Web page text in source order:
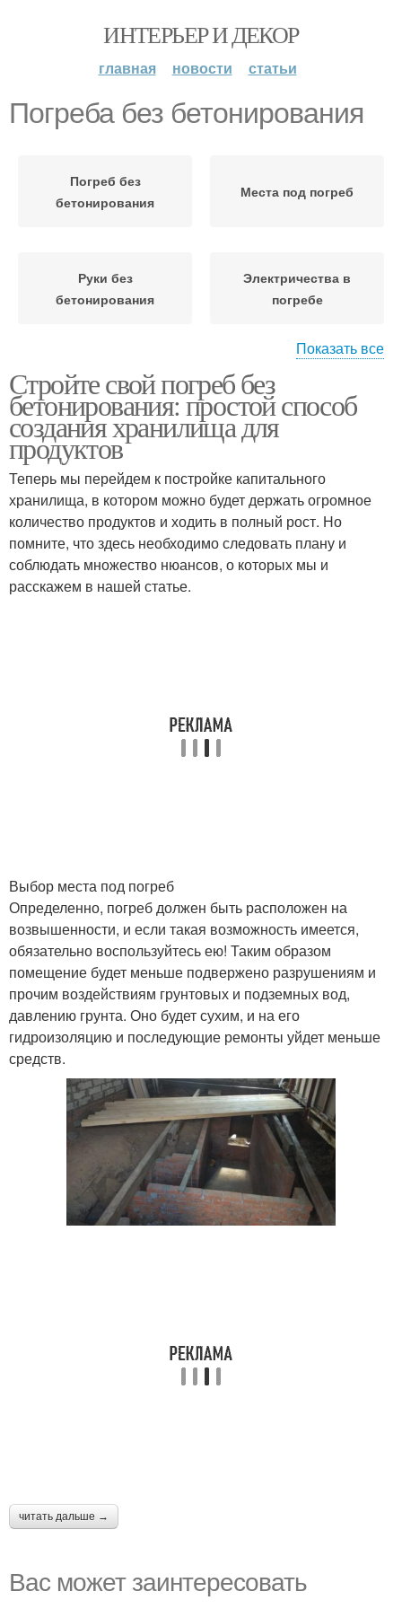
ИНТЕРЬЕР И ДЕКОР
главная новости статьи
Погреба без бетонирования
Погреб без
бетонирования
Места под погреб
Руки без
бетонирования
Электричества в
погребе
Перекрытие для
погреба
Погреба в летнее время
Показать все
Стройте свой погреб без
бетонирования: простой способ
создания хранилища для
продуктов
Теперь мы перейдем к постройке капитального
хранилища, в котором можно будет держать огромное
количество продуктов и ходить в полный рост. Но
помните, что здесь необходимо следовать плану и
соблюдать множество нюансов, о которых мы и
расскажем в нашей статье.
Выбор места под погреб
Определенно, погреб должен быть расположен на
возвышенности, и если такая возможность имеется,
обязательно воспользуйтесь ею! Таким образом
помещение будет меньше подвержено разрушениям и
прочим воздействиям грунтовых и подземных вод,
давлению грунта. Оно будет сухим, и на его
гидроизоляцию и последующие ремонты уйдет меньше
средств.
читать дальше →
Вас может заинтересовать